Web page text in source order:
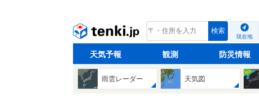
tenki.jp 検索
現在地
天気予報 観測 防災情報
雨雲レーダー 天気図